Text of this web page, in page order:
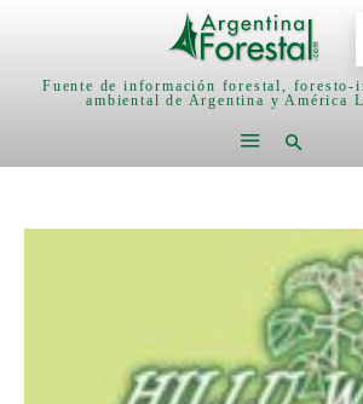
Fuente de información forestal, foresto-
ambiental de Argentina y América